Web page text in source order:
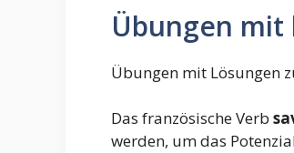
Übungen mit
Übungen mit Lösungen
Das französische Verb
werden, um das